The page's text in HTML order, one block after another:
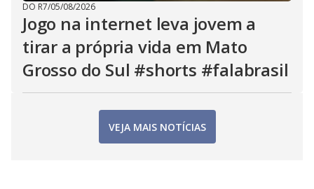
DO R7/05/08/2026
Jogo na internet leva jovem a
tirar a própria vida em Mato
Grosso do Sul #shorts #falabrasil
VEJA MAIS NOTÍCIAS